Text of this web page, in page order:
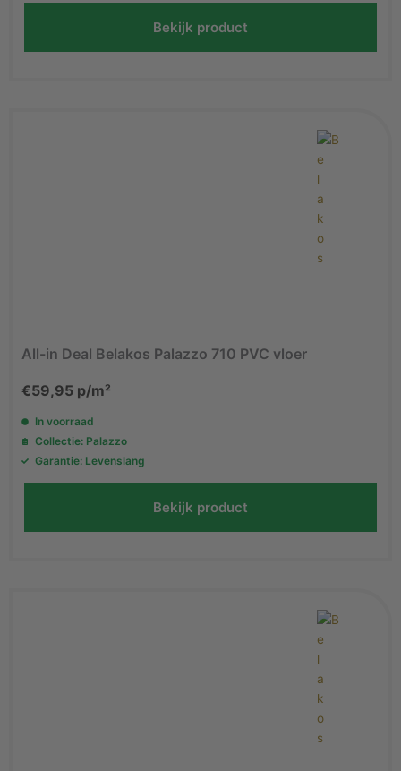
Bekijk product
All-in Deal Belakos Palazzo 710 PVC vloer
€59,95 p/m²
In voorraad
Collectie: Palazzo
Garantie: Levenslang
Bekijk product